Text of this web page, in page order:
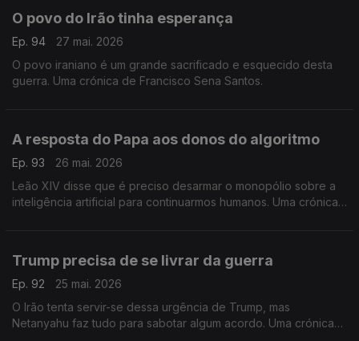
O povo do Irão tinha esperança
Ep. 94
27 mai. 2026
O povo iraniano é um grande sacrificado e esquecido desta
guerra. Uma crónica de Francisco Sena Santos.
A resposta do Papa aos donos do algoritmo
Ep. 93
26 mai. 2026
Leão XIV disse que é preciso desarmar o monopólio sobre a
inteligência artificial para continuarmos humanos. Uma crónica
Trump precisa de se livrar da guerra
Ep. 92
25 mai. 2026
O Irão tenta servir-se dessa urgência de Trump, mas
Netanyahu faz tudo para sabotar algum acordo. Uma crónica